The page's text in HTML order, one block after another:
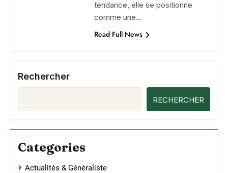
tendance, elle se positionne
comme une…
Read Full News
Rechercher
RECHERCHER
Categories
Actualités & Généraliste